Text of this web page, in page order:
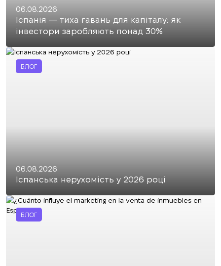
06.08.2026
Іспанія — тиха гавань для капіталу: як
інвестори заробляють понад 30%
БЛОГ
06.08.2026
Іспанська нерухомість у 2026 році
БЛОГ